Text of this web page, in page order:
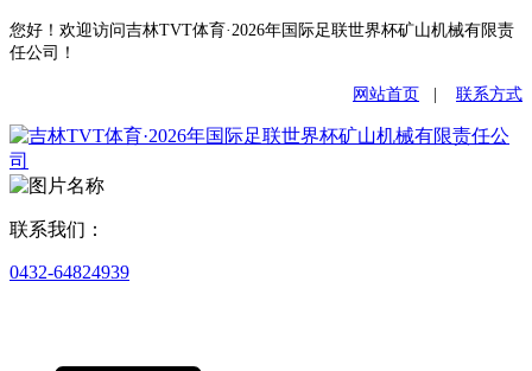
您好！欢迎访问吉林TVT体育·2026年国际足联世界杯矿山机械有限责
任公司！
网站首页 联系方式
联系我们：
0432-64824939